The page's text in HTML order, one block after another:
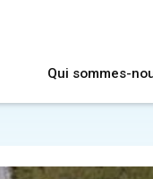
Qui sommes-